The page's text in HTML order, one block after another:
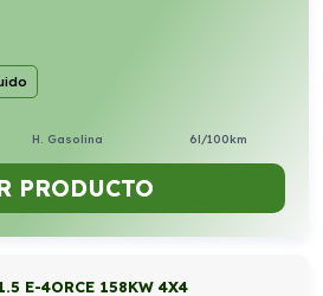
H. Gasolina 6l/100km
PRODUCTO
E-4ORCE 158KW 4X4